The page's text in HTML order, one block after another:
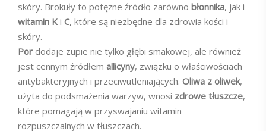
skóry. Brokuły to potężne źródło zarówno błonnika, jak i
witamin K i C, które są niezbędne dla zdrowia kości i
skóry.
Por dodaje zupie nie tylko głębi smakowej, ale również
jest cennym źródłem allicyny, związku o właściwościach
antybakteryjnych i przeciwutleniających. Oliwa z oliwek,
użyta do podsmażenia warzyw, wnosi zdrowe tłuszcze,
które pomagają w przyswajaniu witamin
rozpuszczalnych w tłuszczach.